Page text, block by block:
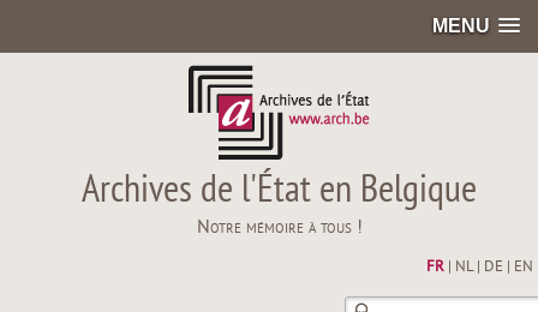
MENU
Archives de l'État en Belgique
Notre mémoire à tous !
FR| NL| DE EN